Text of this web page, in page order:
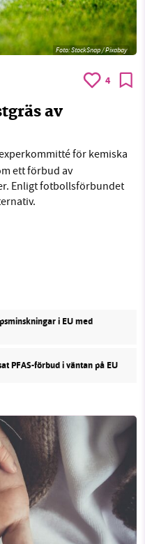
Foto:StockSnap / Pixabay
4
av
för kemiska
ett förbud av
Enligt fotbollsförbundet
i EU med
PFAS-förbud i väntan på EU